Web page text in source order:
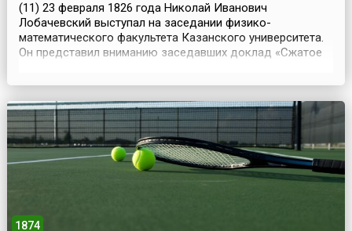
(11) 23 февраля 1826 года Николай Иванович
Лобачевский выступал на заседании физико-
математического факультета Казанского университета.
Он представил вниманию заседавших доклад «Сжатое
доказательством теоремы о параллельных». В своем
основы новой геометрии, в которой нарушаются
общепринятые представления. В «...
1874